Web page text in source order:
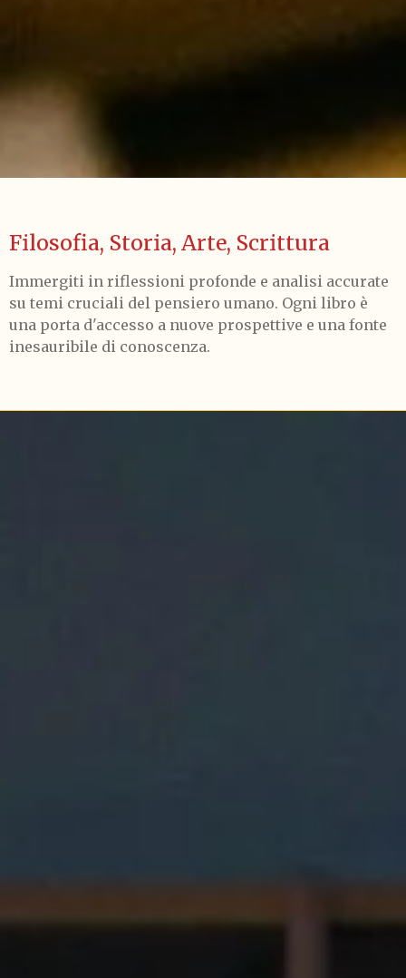
Immergiti in riflessioni profonde e analisi accurate
su temi cruciali del pensiero umano. Ogni libro è
una porta d'accesso a nuove prospettive e una fonte
inesauribile di conoscenza.